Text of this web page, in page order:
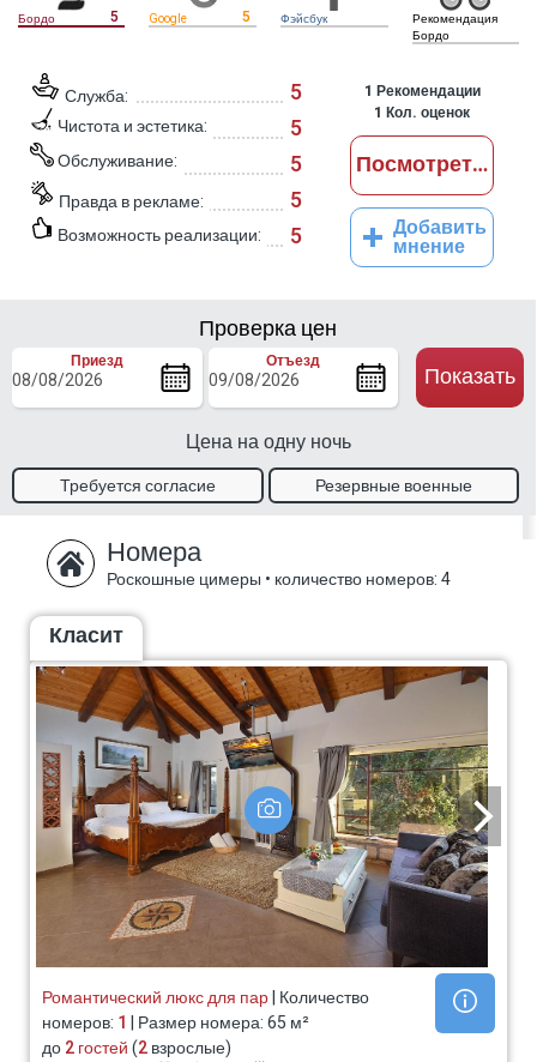
Бордо 5 Google 5 Фэйсбук
Рекомендация
Бордо
Служба: 5
Чистота и эстетика: 5
Обслуживание: 5
Правда в рекламе: 5
Возможность реализации: 5
1 Рекомендации
1 Кол. оценок
Посмотреть
Добавить
мнение
Проверка цен
Приезд Отъезд
Цена на одну ночь
Показать
Требуется согласие
Резервные военные
Номера
Роскошные цимеры • количество номеров: 4
Класит
Романтический люкс для пар| Количество
номеров: 1 | Размер номера: 65 м²
до2 гостей(2взрослые)